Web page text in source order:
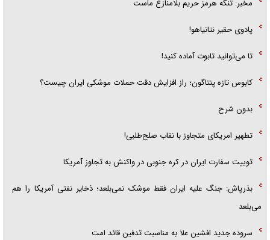
مخبر: تنگه هرمز حریم بلامنازع ماست
پادوی حقیر نتانیاهو!
تا می‌توانید تابوت آماده کنید!
کابوس تازه پنتاگون؛ راز افزایش دقت حملات موشکی ایران چیست؟
بدون شرح
تطهیر امریکای متجاوز با نقاب صلح‌طلبی!
توییت سفارت ایران در کره جنوبی در واکنش به تجاوز آمریکا
بذرپاش: ‏جنگ علیه ایران فقط موشک نمی‌بلعد؛ ذخایر نفتی آمریکا را هم
می‌بلعد
سروده جدید افشین علا به مناسبت تدفین قائد امت